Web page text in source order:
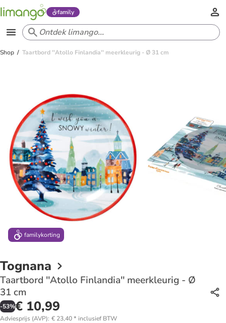
family
Shop Taartbord ''Atollo Finlandia'' meerkleurig - Ø 31 cm
familykorting
Tognana
Taartbord ''Atollo Finlandia'' meerkleurig - Ø
31 cm
-53%€ 10,99
Adviesprijs (AVP): € 23,40* inclusief BTW